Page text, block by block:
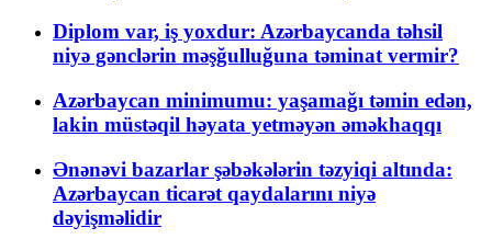
Diplom var, iş yoxdur: Azərbaycanda təhsil
niyə gənclərin məşğulluğuna təminat vermir?
Azərbaycan minimumu: yaşamağı təmin edən,
lakin müstəqil həyata yetməyən əməkhaqqı
Ənənəvi bazarlar şəbəkələrin təzyiqi altında:
Azərbaycan ticarət qaydalarını niyə
dəyişməlidir